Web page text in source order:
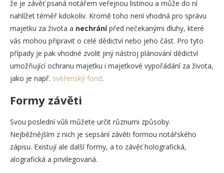
že je závěť psaná notářem veřejnou listinou a může do ní
nahlížet téměř kdokoliv. Kromě toho není vhodná pro správu
majetku za života a nechránípřed nečekanými dluhy, které
vás mohou připravit o celé dědictví nebo jeho část. Pro tyto
případy je pak vhodné zvolit jiný nástroj plánování dědictví
umožňující ochranu majetku i majetkové vypořádání za života,
jako je např. svěřenský fond.
Formy závěti
Svou poslední vůli můžete určit různumi způsoby.
Nejběžnějším z nich je sepsání závěti formou notářského
zápisu. Existují ale další formy, a to závěť holografická,
alografická a privilegovaná.